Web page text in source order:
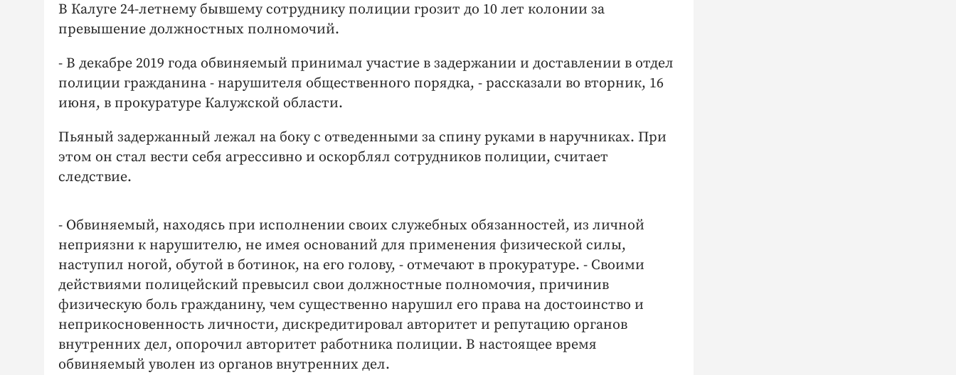
В Калуге 24-летнему бывшему сотруднику полиции грозит до 10 лет колонии за
превышение должностных полномочий.
- В декабре 2019 года обвиняемый принимал участие в задержании и доставлении в отдел
полиции гражданина - нарушителя общественного порядка, - рассказали во вторник, 16
июня, в прокуратуре Калужской области.
Пьяный задержанный лежал на боку с отведенными за спину руками в наручниках. При
этом он стал вести себя агрессивно и оскорблял сотрудников полиции, считает
следствие.
- Обвиняемый, находясь при исполнении своих служебных обязанностей, из личной
неприязни к нарушителю, не имея оснований для применения физической силы,
наступил ногой, обутой в ботинок, на его голову, - отмечают в прокуратуре. - Своими
действиями полицейский превысил свои должностные полномочия, причинив
физическую боль гражданину, чем существенно нарушил его права на достоинство и
неприкосновенность личности, дискредитировал авторитет и репутацию органов
внутренних дел, опорочил авторитет работника полиции. В настоящее время
обвиняемый уволен из органов внутренних дел.